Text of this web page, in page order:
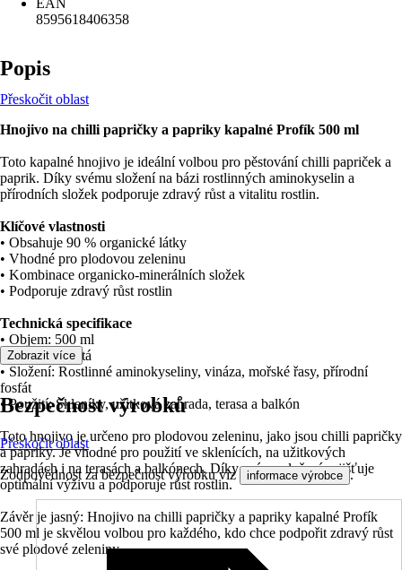
EAN
8595618406358
Popis
Přeskočit oblast
Hnojivo na chilli papričky a papriky kapalné Profík 500 ml
Toto kapalné hnojivo je ideální volbou pro pěstování chilli papriček a
paprik. Díky svému složení na bázi rostlinných aminokyselin a
přírodních složek podporuje zdravý růst a vitalitu rostlin.
Klíčové vlastnosti
• Obsahuje 90 % organické látky
• Vhodné pro plodovou zeleninu
• Kombinace organicko-minerálních složek
• Podporuje zdravý růst rostlin
Technická specifikace
• Objem: 500 ml
• Forma: Tekutá
• Složení: Rostlinné aminokyseliny, vináza, mořské řasy, přírodní
fosfát
• Použití: Skleníky, užitková zahrada, terasa a balkón
Toto hnojivo je určeno pro plodovou zeleninu, jako jsou chilli papričky
a papriky. Je vhodné pro použití ve sklenících, na užitkových
zahradách i na terasách a balkónech. Díky svému složení zajišťuje
optimální výživu a podporuje růst rostlin.
Závěr je jasný: Hnojivo na chilli papričky a papriky kapalné Profík
500 ml je skvělou volbou pro každého, kdo chce podpořit zdravý růst
své plodové zeleniny.
Zobrazit více
Bezpečnost výrobků
Přeskočit oblast
Zodpovědnost za bezpečnost výrobku viz informace výrobce .